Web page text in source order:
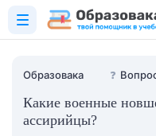
Образовака ❓
Какие военные
ассирийцы?